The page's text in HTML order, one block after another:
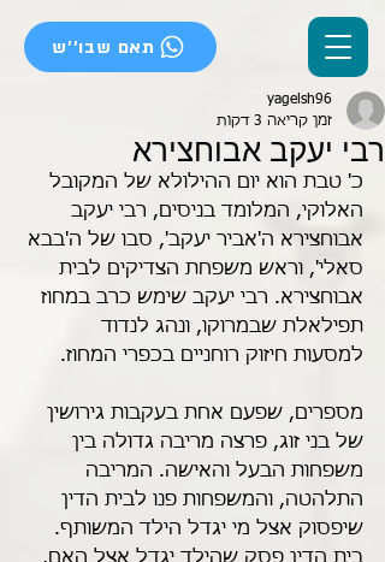
תאם שבו''ש
רבי יעקב אבוחצירא
yagelsh96
זמן קריאה 3 דקות
כ' טבת הוא יום ההילולא של המקובל
האלוקי, המלומד בניסים, רבי יעקב
אבוחצירא ה'אביר יעקב', סבו של ה'בבא
סאלי', וראש משפחת הצדיקים לבית
אבוחצירא. רבי יעקב שימש כרב במחוז
תפילאלת שבמרוקו, ונהג לנדוד
למסעות חיזוק רוחניים בכפרי המחוז.
מספרים, שפעם אחת בעקבות גירושין
של בני זוג, פרצה מריבה גדולה בין
משפחות הבעל והאישה. המריבה
התלהטה, והמשפחות פנו לבית הדין
שיפסוק אצל מי יגדל הילד המשותף.